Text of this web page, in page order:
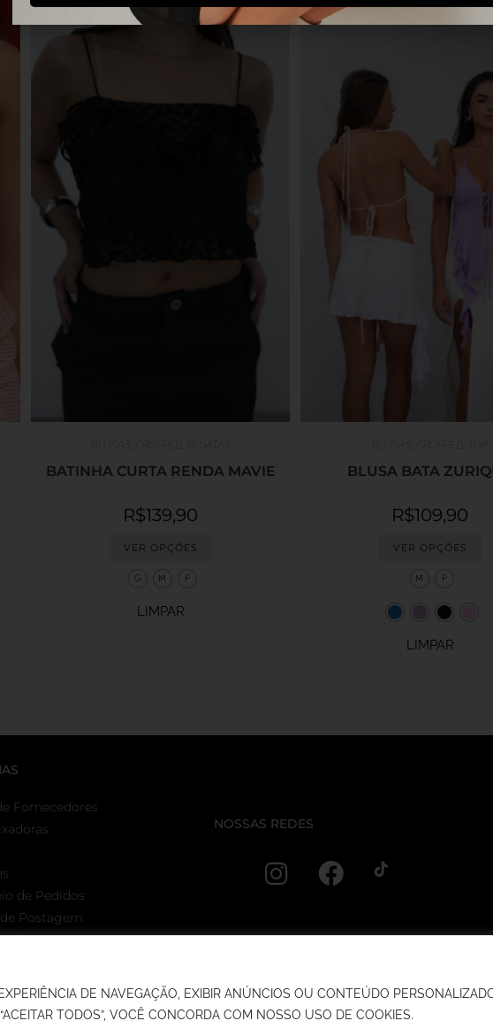
DE NAVEGAÇÃO, EXIBIR ANÚNCIOS OU CONTEÚDO
TODOS”, VOCÊ CONCORDA COM NOSSO USO DE COOKIES.
, ,
BATINHA CURTA RENDA MAVIE
R$139,90
VER OPÇÕES
G M P
LIMPAR
, ,
BLUSA BATA
R$109,90
VER OPÇÕES
M P
LIMPAR
Fornecedores
de Pedidos
Postagem
de Troca
de Privacidade
NOSSAS REDES
RUA MARECHAL FLORIANO, 687 - SALA 03 - SANTA CRUZ DO SUL/RS